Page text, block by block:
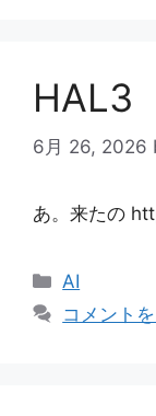
HAL3
6月 26, 2026
あ。来たの
カ
AI
コメント